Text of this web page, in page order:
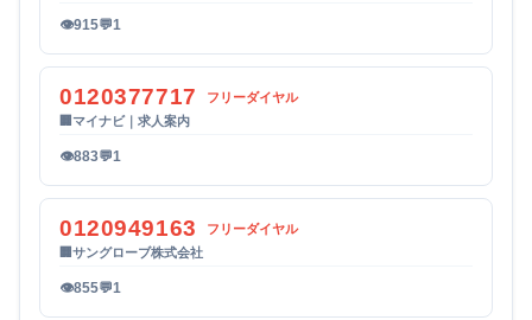
👁915💬1
0120377717
フリーダイヤル
マイナビ｜求人案内
👁883💬1
0120949163
フリーダイヤル
サングローブ株式会社
👁855💬1